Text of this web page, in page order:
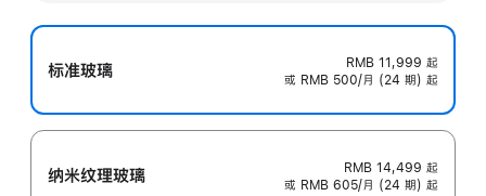
标准玻璃 RMB 11,999 起
或 RMB 500/月 (24 期) 起
纳米纹理玻璃 RMB 14,499 起
或 RMB 605/月 (24 期) 起